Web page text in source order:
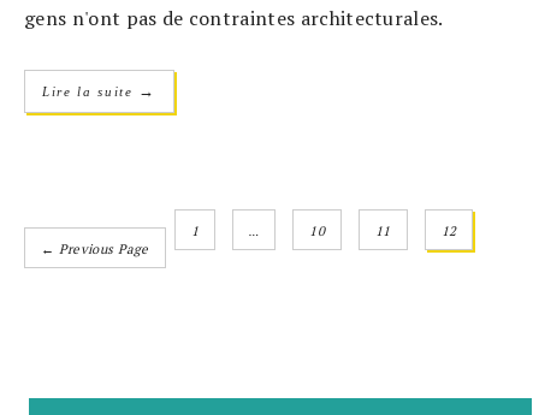
gens n'ont pas de contraintes architecturales.
Lire la suite →
← Previous Page
1 10 11 12